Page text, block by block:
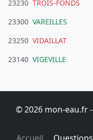
23230 TROIS-FONDS
23300 VAREILLES
23250 VIDAILLAT
23140 VIGEVILLE
© 2026 mon-eau.fr